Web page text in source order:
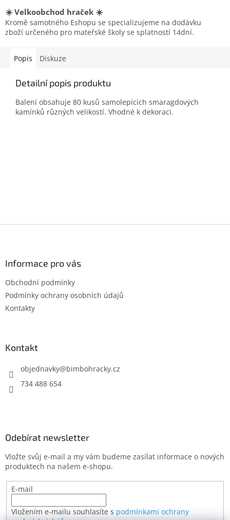
☀️ Velkoobchod hraček ☀️
Kromě samotného Eshopu se specializujeme na dodávku
zboží určeného pro mateřské školy se splatností 14dní.
Popis Diskuze
Detailní popis produktu
Balení obsahuje 80 kusů samolepících smaragdových
kamínků různých velikostí. Vhodné k dekoraci.
Informace pro vás
Obchodní podmínky
Podmínky ochrany osobních údajů
Kontakty
Kontakt
objednavky@bimbohracky.cz
734 488 654
Odebírat newsletter
Vložte svůj e-mail a my vám budeme zasílat informace o nových
produktech na našem e-shopu.
E-mail
Vložením e-mailu souhlasíte s podmínkami ochrany